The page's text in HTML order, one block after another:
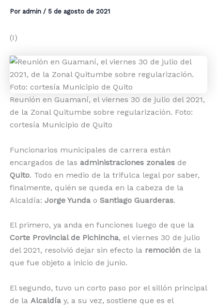
Por admin / 5 de agosto de 2021
(I)
Reunión en Guamaní, el viernes 30 de julio del 2021,
de la Zonal Quitumbe sobre regularización. Foto:
cortesía Municipio de Quito
Funcionarios municipales de carrera están
encargados de las administraciones zonales de
Quito. Todo en medio de la trifulca legal por saber,
finalmente, quién se queda en la cabeza de la
Alcaldía: Jorge Yunda o Santiago Guarderas.
El primero, ya anda en funciones luego de que la
Corte Provincial de Pichincha, el viernes 30 de julio
del 2021, resolvió dejar sin efecto la remoción de la
que fue objeto a inicio de junio.
El segundo, tuvo un corto paso por el sillón principal
de la Alcaldía y, a su vez, sostiene que es el